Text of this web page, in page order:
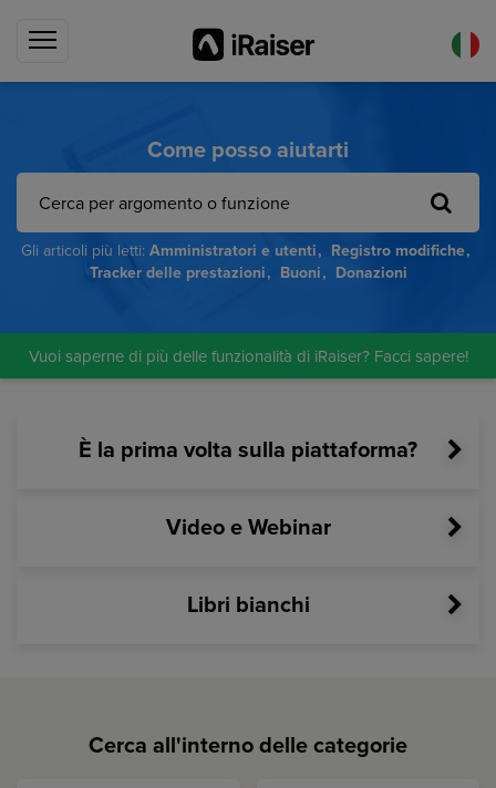
Come posso aiutarti
Gli articoli più letti: Amministratori e utenti
Registro modifiche
Tracker delle prestazioni
Buoni Donazioni
Vuoi saperne di più delle funzionalità di iRaiser? Facci sapere!
È la prima volta sulla piattaforma?
Video e Webinar
Libri bianchi
Cerca all'interno delle categorie